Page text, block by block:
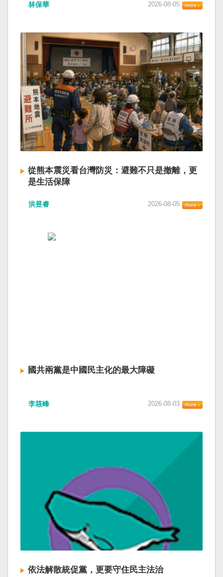
林保華 2026-08-05
從熊本震災看台灣防災：避難不只是撤離，更
是生活保障
洪昱睿 2026-08-05
國共兩黨是中國民主化的最大障礙
李筱峰 2026-08-03
依法解散統促黨，更要守住民主法治